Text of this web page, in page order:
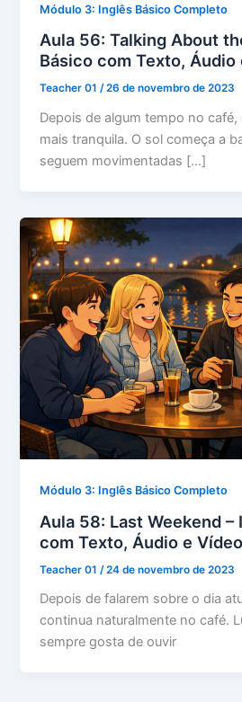
Módulo 3: Inglês Básico Completo
Aula 56: Talking About
Básico com Texto, Áudio
Teacher 01/26 de novembro de 2023
Depois de algum tempo no café,
mais tranquila. O sol começa a
seguem movimentadas […]
Módulo 3: Inglês Básico Completo
Aula 58: Last Weekend –
com Texto, Áudio e Vídeo
Teacher 01 /24 de novembro de 2023
Depois de falarem sobre o dia
continua naturalmente no café.
sempre gosta de ouvir